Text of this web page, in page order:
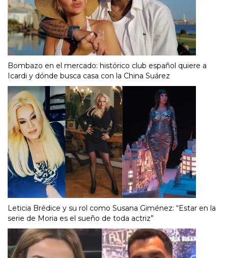
Bombazo en el mercado: histórico club español quiere a
Icardi y dónde busca casa con la China Suárez
Leticia Brédice y su rol como Susana Giménez: “Estar en la
serie de Moria es el sueño de toda actriz”